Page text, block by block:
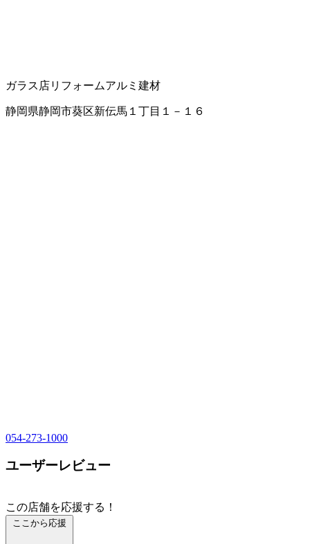
ガラス店リフォームアルミ建材
静岡県静岡市葵区新伝馬１丁目１－１６
054-273-1000
ユーザーレビュー
この店舗を応援する！
ここから応援